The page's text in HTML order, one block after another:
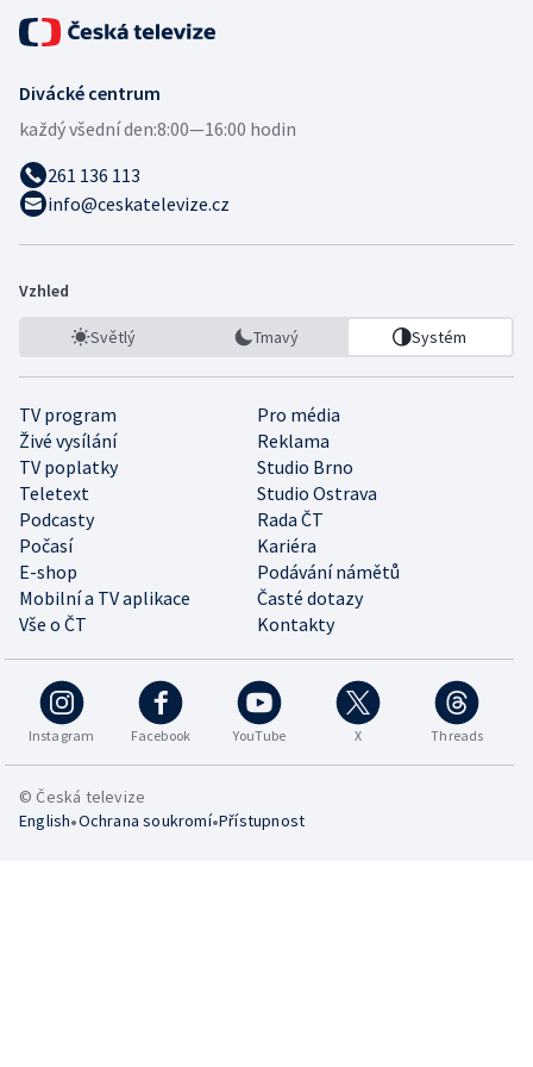
Divácké centrum
každý všední den:8:00—16:00 hodin
261 136 113
info@ceskatelevize.cz
Vzhled
Světlý Tmavý Systém
TV program
Pro média
Živé vysílání
Reklama
TV poplatky
Studio Brno
Teletext
Studio Ostrava
Podcasty
Rada ČT
Počasí
Kariéra
E-shop
Podávání námětů
Mobilní a TV aplikace
Časté dotazy
Vše o ČT
Kontakty
Instagram Facebook YouTube X Threads
© Česká televize
English•Ochrana soukromí•Přístupnost